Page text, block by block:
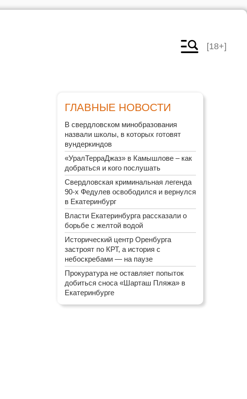
[18+]
ГЛАВНЫЕ НОВОСТИ
В свердловском минобразования
назвали школы, в которых готовят
вундеркиндов
«УралТерраДжаз» в Камышлове – как
добраться и кого послушать
Свердловская криминальная легенда
90-х Федулев освободился и вернулся
в Екатеринбург
Власти Екатеринбурга рассказали о
борьбе с желтой водой
Исторический центр Оренбурга
застроят по КРТ, а история с
небоскребами — на паузе
Прокуратура не оставляет попыток
добиться сноса «Шарташ Пляжа» в
Екатеринбурге